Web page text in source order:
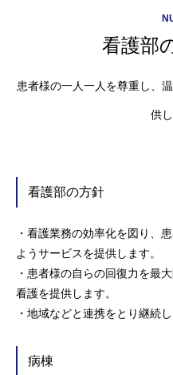
看護部
患者様の一人一人を尊重し、
供し
看護部の方針
・看護業務の効率化を図り、
ようサービスを提供します。
・患者様の自らの回復力を最
看護を提供します。
・地域などと連携をとり継続
病棟